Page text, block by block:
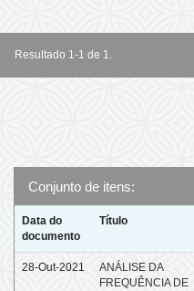
Resultado 1-1 de 1.
Conjunto de itens:
Data do
documento
Título
28-Out-2021
ANÁLISE DA
FREQUÊNCIA DE